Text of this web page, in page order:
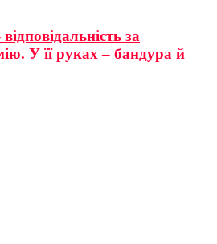
за
У її руках – бандура й